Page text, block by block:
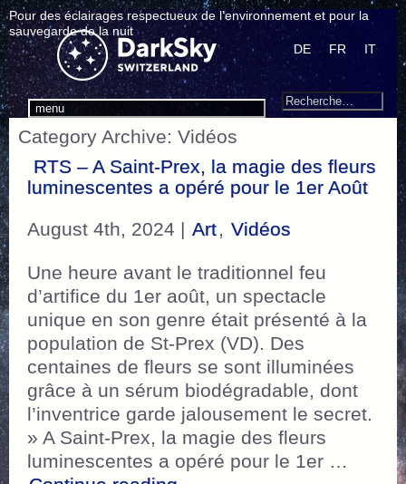
Pour des éclairages respectueux de l’environnement et pour la
sauvegarde de la nuit
menu
DE FR IT
Search
Recherche
Category Archive: Vidéos
RTS – A Saint-Prex, la magie des fleurs
luminescentes a opéré pour le 1er Août
August 4th, 2024 | Art, Vidéos
Une heure avant le traditionnel feu
d’artifice du 1er août, un spectacle
unique en son genre était présenté à la
population de St-Prex (VD). Des
centaines de fleurs se sont illuminées
grâce à un sérum biodégradable, dont
l’inventrice garde jalousement le secret.
» A Saint-Prex, la magie des fleurs
luminescentes a opéré pour le 1er …